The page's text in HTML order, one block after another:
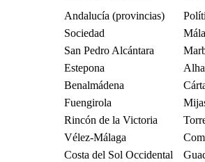
Andalucía (provincias)
Sociedad
San Pedro Alcántara
Estepona
Benalmádena
Fuengirola
Rincón de la Victoria
Vélez-Málaga
Costa del Sol Occidental